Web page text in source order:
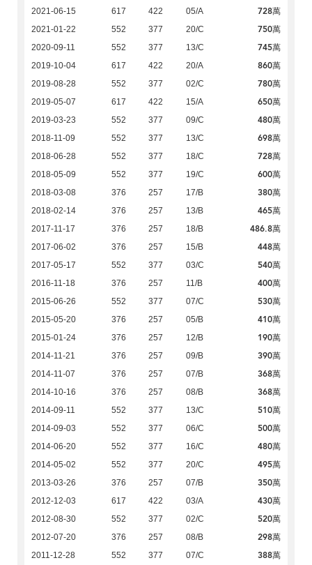
2021-06-15 617 422 05/A 728萬
2021-01-22 552 377 20/C 750萬
2020-09-11 552 377 13/C 745萬
2019-10-04 617 422 20/A 860萬
2019-08-28 552 377 02/C 780萬
2019-05-07 617 422 15/A 650萬
2019-03-23 552 377 09/C 480萬
2018-11-09 552 377 13/C 698萬
2018-06-28 552 377 18/C 728萬
2018-05-09 552 377 19/C 600萬
2018-03-08 376 257 17/B 380萬
2018-02-14 376 257 13/B 465萬
2017-11-17 376 257 18/B 486.8萬
2017-06-02 376 257 15/B 448萬
2017-05-17 552 377 03/C 540萬
2016-11-18 376 257 11/B 400萬
2015-06-26 552 377 07/C 530萬
2015-05-20 376 257 05/B 410萬
2015-01-24 376 257 12/B 190萬
2014-11-21 376 257 09/B 390萬
2014-11-07 376 257 07/B 368萬
2014-10-16 376 257 08/B 368萬
2014-09-11 552 377 13/C 510萬
2014-09-03 552 377 06/C 500萬
2014-06-20 552 377 16/C 480萬
2014-05-02 552 377 20/C 495萬
2013-03-26 376 257 07/B 350萬
2012-12-03 617 422 03/A 430萬
2012-08-30 552 377 02/C 520萬
2012-07-20 376 257 08/B 298萬
2011-12-28 552 377 07/C 388萬